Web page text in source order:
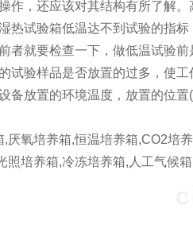
作，还应该对其结构有所了解
热试验箱低温达不到试验的指
者就要检查一下，做低温试验
试验样品是否放置的过多，使
备放置的环境温度，放置的位
厌氧培养箱,恒温培养箱,CO2培
照培养箱,冷冻培养箱,人工气候